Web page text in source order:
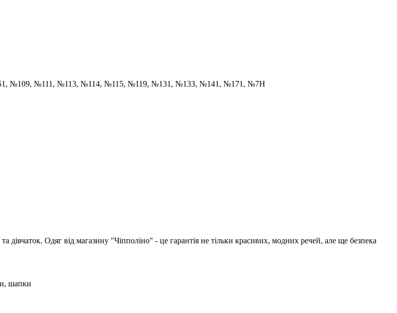
№111, №113, №114, №115, №119, №131, №133, №141, №171, №7Н
дівчаток. Одяг від магазину "Чіпполіно" - це гарантія не тільки красивих, модних речей, але ще безпека
шапки